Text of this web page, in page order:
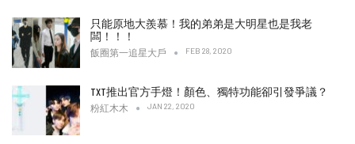
只能原地大羨慕！我的弟弟是大明星也是我老
闆！！！
飯圈第一追星大戶 FEB 28, 2020
TXT推出官方手燈！顏色、獨特功能卻引發爭議？
粉紅木木 JAN 22, 2020